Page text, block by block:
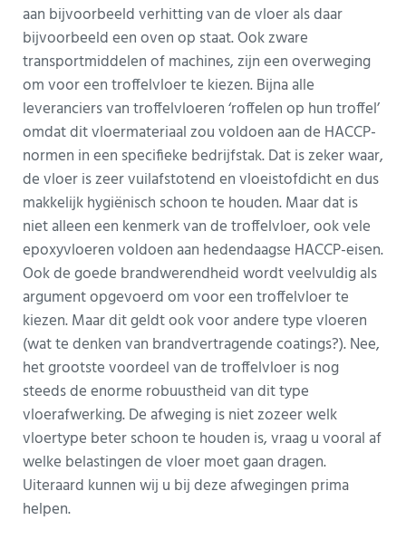
aan bijvoorbeeld verhitting van de vloer als daar
bijvoorbeeld een oven op staat. Ook zware
transportmiddelen of machines, zijn een overweging
om voor een troffelvloer te kiezen. Bijna alle
leveranciers van troffelvloeren ‘roffelen op hun troffel’
omdat dit vloermateriaal zou voldoen aan de HACCP-
normen in een specifieke bedrijfstak. Dat is zeker waar,
de vloer is zeer vuilafstotend en vloeistofdicht en dus
makkelijk hygiënisch schoon te houden. Maar dat is
niet alleen een kenmerk van de troffelvloer, ook vele
epoxyvloeren voldoen aan hedendaagse HACCP-eisen.
Ook de goede brandwerendheid wordt veelvuldig als
argument opgevoerd om voor een troffelvloer te
kiezen. Maar dit geldt ook voor andere type vloeren
(wat te denken van brandvertragende coatings?). Nee,
het grootste voordeel van de troffelvloer is nog
steeds de enorme robuustheid van dit type
vloerafwerking. De afweging is niet zozeer welk
vloertype beter schoon te houden is, vraag u vooral af
welke belastingen de vloer moet gaan dragen.
Uiteraard kunnen wij u bij deze afwegingen prima
helpen.